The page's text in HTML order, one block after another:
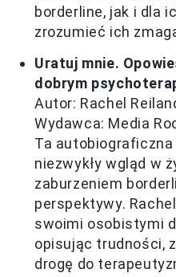
borderline, jak i dla
zrozumieć ich
Uratuj mnie.
dobrym
Autor: Rachel
Wydawca: Media
Ta
niezwykły wgląd w
zaburzeniem
perspektywy.
swoimi osobistymi
opisując trudności,
drogę do